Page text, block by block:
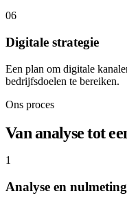
06
Digitale strategie
Een plan om digitale
bedrijfsdoelen te bereiken.
Ons proces
Van analyse tot
1
Analyse en nulmeting